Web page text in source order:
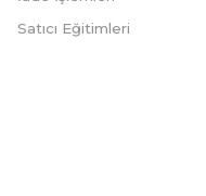
Satıcı Eğitimleri